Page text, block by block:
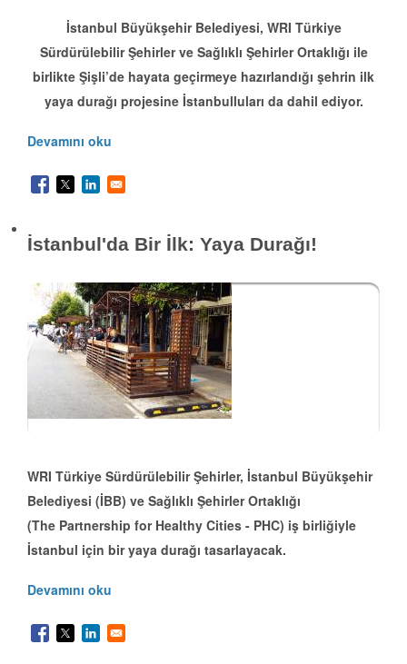
İstanbul Büyükşehir Belediyesi, WRI Türkiye
Sürdürülebilir Şehirler ve Sağlıklı Şehirler Ortaklığı ile
birlikte Şişli’de hayata geçirmeye hazırlandığı şehrin ilk
yaya durağı projesine İstanbulluları da dahil ediyor.
Devamını oku
İstanbul'da Bir İlk: Yaya Durağı!
WRI Türkiye Sürdürülebilir Şehirler, İstanbul Büyükşehir
Belediyesi (İBB) ve Sağlıklı Şehirler Ortaklığı
(The Partnership for Healthy Cities - PHC) iş birliğiyle
İstanbul için bir yaya durağı tasarlayacak.
Devamını oku